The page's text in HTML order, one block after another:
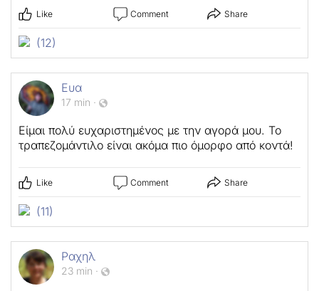
Like Comment Share
(12)
Ευα
17 min ·
Είμαι πολύ ευχαριστημένος με την αγορά μου. Το
τραπεζομάντιλο είναι ακόμα πιο όμορφο από κοντά!
Like Comment Share
(11)
Ραχηλ
23 min ·